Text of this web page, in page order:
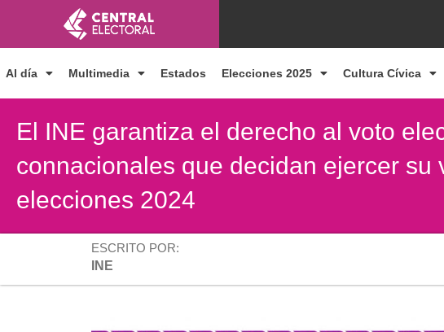
contenido
Al día Multimedia Estados Elecciones 2025 Cultura Cívica
El INE garantiza el derecho al voto
connacionales que decidan ejercer su
elecciones 2024
ESCRITO POR:
INE